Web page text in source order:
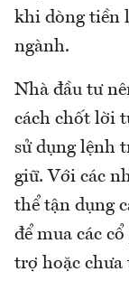
khi dòng tiền
ngành.
Nhà đầu tư
cách chốt lời
sử dụng lệnh
giữ. Với các
thể tận dụng
để mua các
trợ hoặc chưa